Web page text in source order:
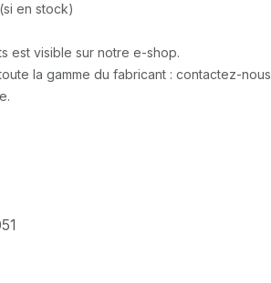
en stock)
est visible sur notre e-shop.
la gamme du fabricant : contactez-nous